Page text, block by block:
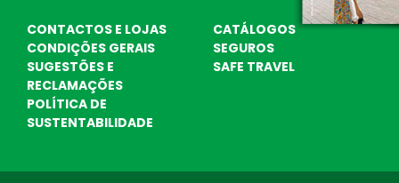
CONTACTOS E LOJAS
CATÁLOGOS
CONDIÇÕES GERAIS
SEGUROS
SUGESTÕES E
RECLAMAÇÕES
SAFE TRAVEL
POLÍTICA DE
SUSTENTABILIDADE